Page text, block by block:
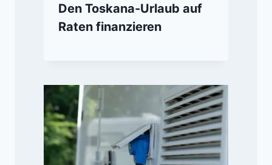
Den Toskana-Urlaub auf
Raten finanzieren